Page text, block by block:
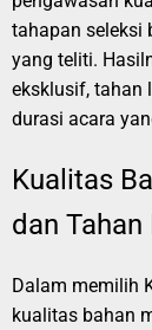
tahapan seleksi
yang teliti.
eksklusif, tahan
durasi acara
Kualitas
dan Tahan
Dalam memilih
kualitas bahan